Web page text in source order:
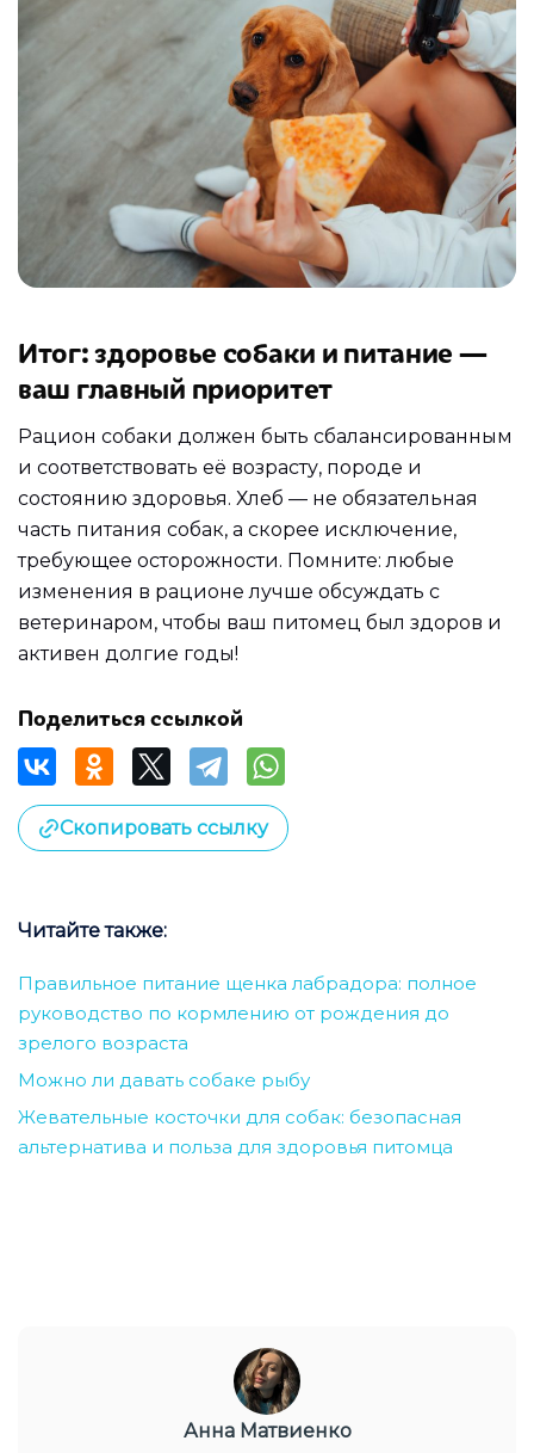
Итог: здоровье собаки и питание —
ваш главный приоритет
Рацион собаки должен быть сбалансированным
и соответствовать её возрасту, породе и
состоянию здоровья. Хлеб — не обязательная
часть питания собак, а скорее исключение,
требующее осторожности. Помните: любые
изменения в рационе лучше обсуждать с
ветеринаром, чтобы ваш питомец был здоров и
активен долгие годы!
Поделиться ссылкой
Скопировать ссылку
Читайте также:
Правильное питание щенка лабрадора: полное
руководство по кормлению от рождения до
зрелого возраста
Можно ли давать собаке рыбу
Жевательные косточки для собак: безопасная
альтернатива и польза для здоровья питомца
Анна Матвиенко